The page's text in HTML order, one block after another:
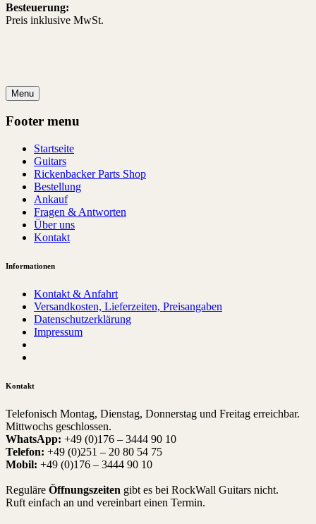
Besteuerung:
Preis inklusive MwSt.
Menu
Footer menu
Startseite
Guitars
Rickenbacker Parts Shop
Bestellung
Ankauf
Fragen & Antworten
Über uns
Kontakt
Informationen
Kontakt & Anfahrt
Versandkosten, Lieferzeiten, Preisangaben
Datenschutzerklärung
Impressum
Kontakt
Telefonisch Montag, Dienstag, Donnerstag und Freitag erreichbar.
Mittwochs geschlossen.
WhatsApp: +49 (0)176 – 3444 90 10
Telefon: +49 (0)251 – 20 80 54 75
Mobil: +49 (0)176 – 3444 90 10
Reguläre Öffnungszeiten gibt es bei RockWall Guitars nicht.
Ruft einfach an und vereinbart einen Termin.